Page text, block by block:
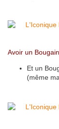
Avoir un
Et un
(même